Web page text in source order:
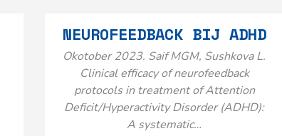
NEUROFEEDBACK BIJ ADHD
Okotober 2023. Saif MGM, Sushkova L.
Clinical efficacy of neurofeedback
protocols in treatment of Attention
Deficit/Hyperactivity Disorder (ADHD):
A systematic…